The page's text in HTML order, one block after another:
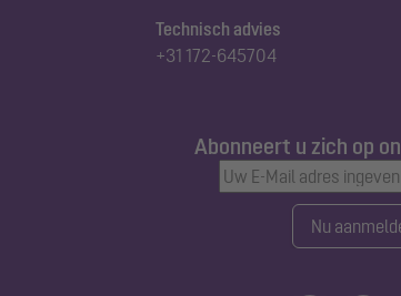
Technisch advies
+31 172-645704
Abonneert u zich op
Nu